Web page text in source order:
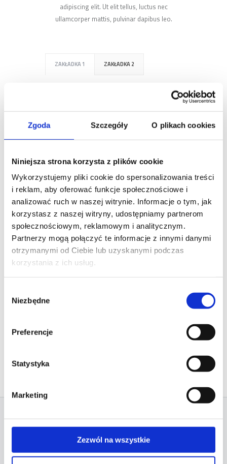
Zgoda Szczegóły O plikach cookies
Niniejsza strona korzysta z plików cookie
Wykorzystujemy pliki cookie do spersonalizowania treści
i reklam, aby oferować funkcje społecznościowe i
analizować ruch w naszej witrynie. Informacje o tym, jak
korzystasz z naszej witryny, udostępniamy partnerom
społecznościowym, reklamowym i analitycznym.
Partnerzy mogą połączyć te informacje z innymi danymi
otrzymanymi od Ciebie lub uzyskanymi podczas
korzystania z ich usług.
zgody
Niezbędne
Preferencje
Statystyka
Marketing
Zezwól na wszystkie
adipiscing elit. Ut elit tellus, luctus nec
ullamcorper mattis, pulvinar dapibus leo.
ZAKŁADKA 1 ZAKŁADKA 2
tellus, luctus nec ullamcorper mattis,
pulvinar dapibus leo.
I am text block. Click edit button to
change this text. Lorem ipsum dolor sit
amet, consectetur adipiscing elit. Ut elit
tellus, luctus nec ullamcorper mattis,
pulvinar dapibus leo.
RELATED PROJECTS